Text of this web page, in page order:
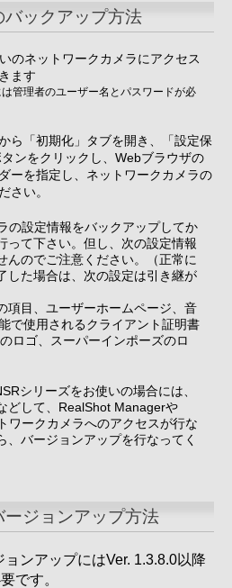
ックアップ方法
のネットワークカメラにアクセス
ます
管理者のユーザー名とパスワードが必
ら「初期化」タブを開き、「設定保
ンをクリックし、Webブラウザの
ーを指定し、ネットワークカメラの
さい。
の設定情報をバックアップしてか
って下さい。但し、次の設定情報
んのでご注意ください。（正常に
した場合は、次の設定は引き継が
項目、ユーザーホームページ、音
で使用されるクライアント証明書
ロゴ、スーパーインポーズのロ
シリーズをお使いの場合には、
どして、RealShot Managerや
ワークカメラへのアクセスが行な
、バージョンアップを行なってく
ジョンアップ方法
ンアップにはVer. 1.3.8.0以降
です。